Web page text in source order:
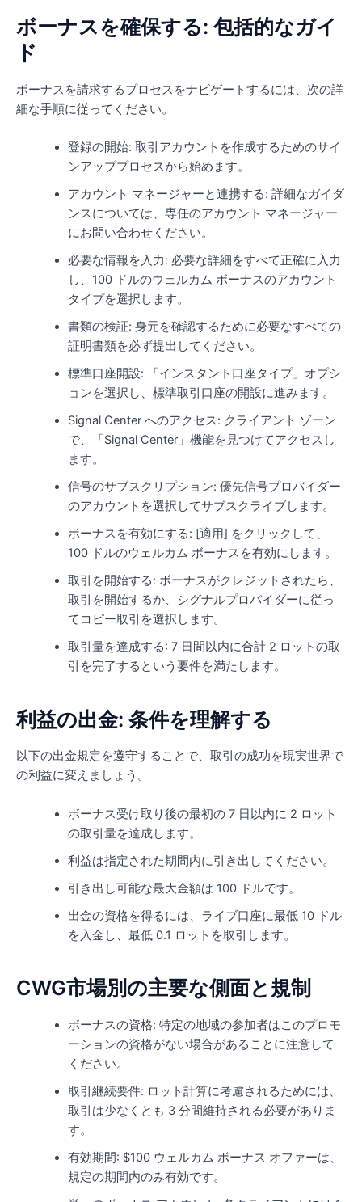
ボーナスを確保する: 包括的なガイ
ド
ボーナスを請求するプロセスをナビゲートするには、次の詳
細な手順に従ってください。
登録の開始: 取引アカウントを作成するためのサイ
ンアッププロセスから始めます。
アカウント マネージャーと連携する: 詳細なガイダ
ンスについては、専任のアカウント マネージャー
にお問い合わせください。
必要な情報を入力: 必要な詳細をすべて正確に入力
し、100 ドルのウェルカム ボーナスのアカウント
タイプを選択します。
書類の検証: 身元を確認するために必要なすべての
証明書類を必ず提出してください。
標準口座開設: 「インスタント口座タイプ」オプシ
ョンを選択し、標準取引口座の開設に進みます。
Signal Center へのアクセス: クライアント ゾーン
で、「Signal Center」機能を見つけてアクセスし
ます。
信号のサブスクリプション: 優先信号プロバイダー
のアカウントを選択してサブスクライブします。
ボーナスを有効にする: [適用] をクリックして、
100 ドルのウェルカム ボーナスを有効にします。
取引を開始する: ボーナスがクレジットされたら、
取引を開始するか、シグナルプロバイダーに従っ
てコピー取引を選択します。
取引量を達成する: 7 日間以内に合計 2 ロットの取
引を完了するという要件を満たします。
利益の出金: 条件を理解する
以下の出金規定を遵守することで、取引の成功を現実世界で
の利益に変えましょう。
ボーナス受け取り後の最初の 7 日以内に 2 ロット
の取引量を達成します。
利益は指定された期間内に引き出してください。
引き出し可能な最大金額は 100 ドルです。
出金の資格を得るには、ライブ口座に最低 10 ドル
を入金し、最低 0.1 ロットを取引します。
CWG市場別の主要な側面と規制
ボーナスの資格: 特定の地域の参加者はこのプロモ
ーションの資格がない場合があることに注意して
ください。
取引継続要件: ロット計算に考慮されるためには、
取引は少なくとも 3 分間維持される必要がありま
す。
有効期間: $100 ウェルカム ボーナス オファーは、
規定の期間内のみ有効です。